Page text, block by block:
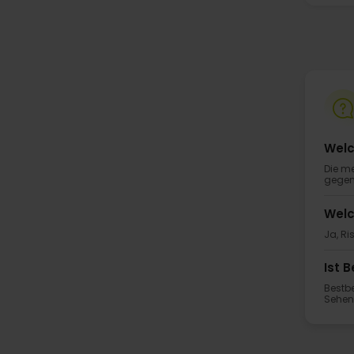
Die
Ja,
Ist